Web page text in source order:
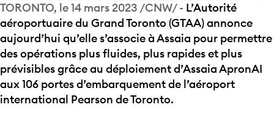
TORONTO, le 14 mars 2023 /CNW/ - L’Autorité
aéroportuaire du Grand Toronto (GTAA) annonce
aujourd’hui qu’elle s’associe à Assaia pour permettre
des opérations plus fluides, plus rapides et plus
prévisibles grâce au déploiement d’Assaia ApronAI
aux 106 portes d’embarquement de l’aéroport
international Pearson de Toronto.